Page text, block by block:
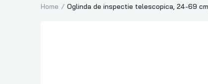
Home Oglinda de inspectie telescopica, 24-69